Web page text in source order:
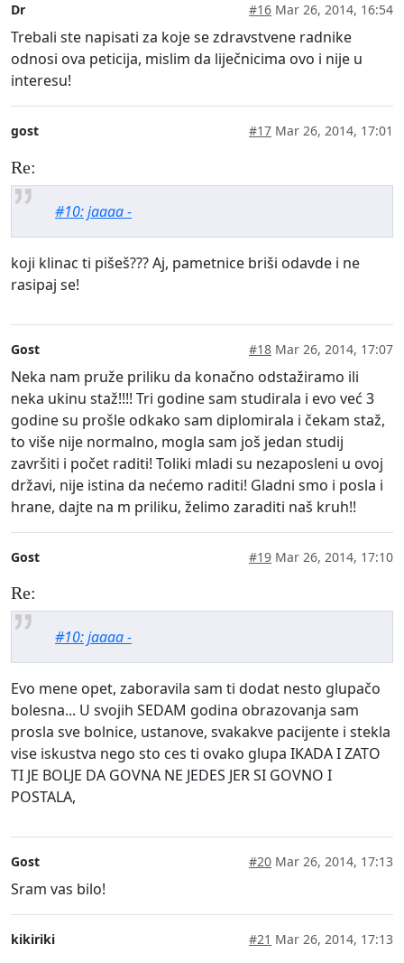
Dr #16 Mar 26, 2014, 16:54
Trebali ste napisati za koje se zdravstvene radnike
odnosi ova peticija, mislim da liječnicima ovo i nije u
interesu!
gost #17 Mar 26, 2014, 17:01
Re:
#10: jaaaa -
koji klinac ti pišeš??? Aj, pametnice briši odavde i ne
rasipaj se!
Gost #18 Mar 26, 2014, 17:07
Neka nam pruže priliku da konačno odstažiramo ili
neka ukinu staž!!!! Tri godine sam studirala i evo već 3
godine su prošle odkako sam diplomirala i čekam staž,
to više nije normalno, mogla sam još jedan studij
završiti i počet raditi! Toliki mladi su nezaposleni u ovoj
državi, nije istina da nećemo raditi! Gladni smo i posla i
hrane, dajte na m priliku, želimo zaraditi naš kruh!!
Gost #19 Mar 26, 2014, 17:10
Re:
#10: jaaaa -
Evo mene opet, zaboravila sam ti dodat nesto glupačo
bolesna... U svojih SEDAM godina obrazovanja sam
prosla sve bolnice, ustanove, svakakve pacijente i stekla
vise iskustva nego sto ces ti ovako glupa IKADA I ZATO
TI JE BOLJE DA GOVNA NE JEDES JER SI GOVNO I
POSTALA,
Gost #20 Mar 26, 2014, 17:13
Sram vas bilo!
kikiriki #21 Mar 26, 2014, 17:13